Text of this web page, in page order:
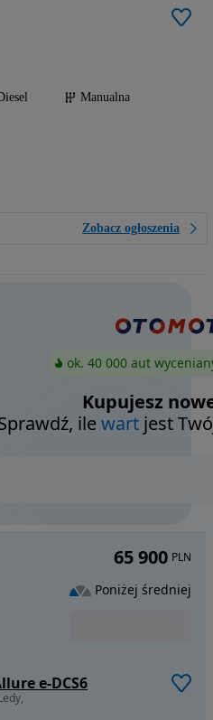
Manualna
Zobacz ogłoszenia
ok. 40 000 aut
Kupujesz
ilewart jest
e-DCS6
65 900 PLN
Poniżej średniej